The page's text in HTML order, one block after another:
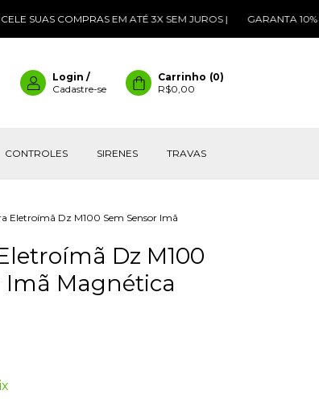
COMPRAS EM ATÉ 3X SEM JUROS | GARANTA 10% DE
Login /
Cadastre-se
Carrinho (0)
R$0,00
CONTROLES SIRENES TRAVAS
Eletroímã Dz M100 Sem Sensor Imã
Dz M100
Imã Magnética